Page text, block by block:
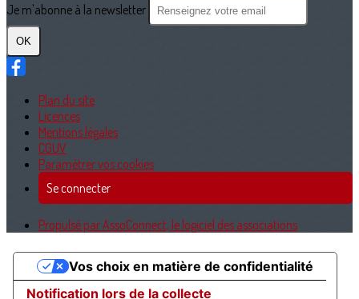
Je m'abonne à la newsletter
OK
Plan du site
Licences
Mentions légales
CGUV
Paramétrer vos cookies
Se connecter
Propulsé par AssoConnect, le logiciel des associations
Notification lors de la collecte
Vos choix en matière de confidentialité